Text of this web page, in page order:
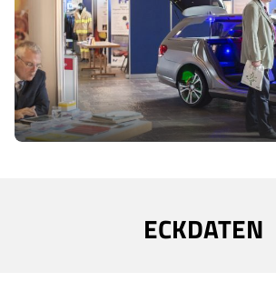
ECKDATEN